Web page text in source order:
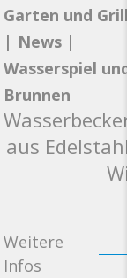
Garten und
| News |
Wasserspiel
Brunnen
aus
Weitere
Infos